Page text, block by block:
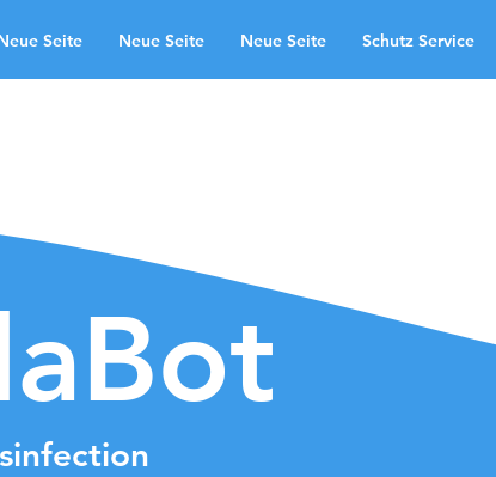
Seite Neue Seite Neue Seite Schutz Service